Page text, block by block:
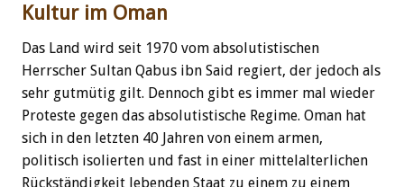
Kultur im Oman
Das Land wird seit 1970 vom absolutistischen
Herrscher Sultan Qabus ibn Said regiert, der jedoch als
sehr gutmütig gilt. Dennoch gibt es immer mal wieder
Proteste gegen das absolutistische Regime. Oman hat
sich in den letzten 40 Jahren von einem armen,
politisch isolierten und fast in einer mittelalterlichen
Rückständigkeit lebenden Staat zu einem zu einem